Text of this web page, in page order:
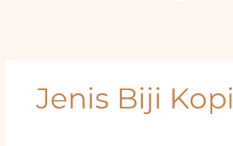
Jenis Biji Kopi